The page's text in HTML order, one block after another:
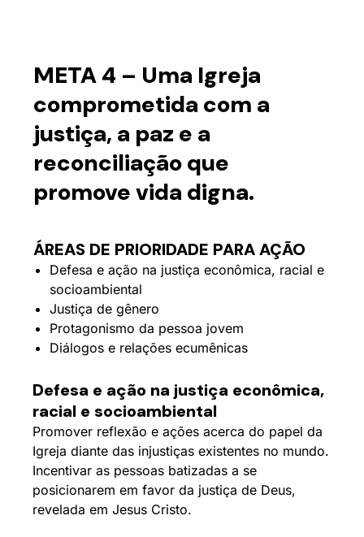
META 4 – Uma Igreja
comprometida com a
justiça, a paz e a
reconciliação que
promove vida digna.
ÁREAS DE PRIORIDADE PARA AÇÃO
Defesa e ação na justiça econômica, racial e
socioambiental
Justiça de gênero
Protagonismo da pessoa jovem
Diálogos e relações ecumênicas
Defesa e ação na justiça econômica,
racial e socioambiental
Promover reflexão e ações acerca do papel da
Igreja diante das injustiças existentes no mundo.
Incentivar as pessoas batizadas a se
posicionarem em favor da justiça de Deus,
revelada em Jesus Cristo.